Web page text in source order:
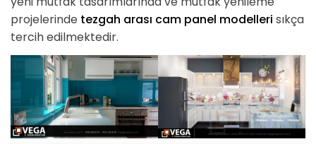
projelerinde tezgah arası cam panel modelleri sıkça
tercih edilmektedir.